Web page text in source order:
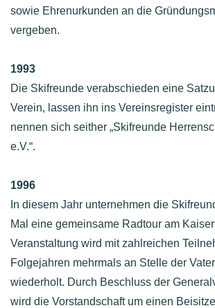
sowie Ehrenurkunden an die
vergeben.
1993
Die Skifreunde verabschieden eine
Verein, lassen ihn ins Vereinsregister
nennen sich seither „Skifreunde
e.V.“.
1996
In diesem Jahr unternehmen die
Mal eine gemeinsame Radtour am
Veranstaltung wird mit zahlreichen
Folgejahren mehrmals an Stelle der
wiederholt. Durch Beschluss der
wird die Vorstandschaft um einen